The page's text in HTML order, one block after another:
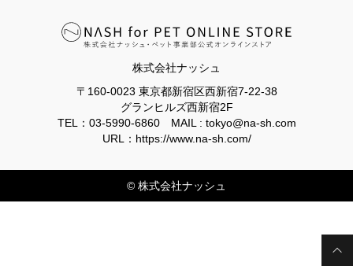
株式会社ナッシュ
〒160-0023 東京都新宿区西新宿7-22-38
グランヒルズ西新宿2F
TEL：03-5990-6860 MAIL : tokyo@na-sh.com
URL： https://www.na-sh.com/
© 株式会社ナッシュ